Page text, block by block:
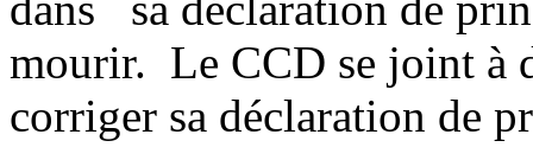
mourir. Le CCD se joint à
corriger sa déclaration de